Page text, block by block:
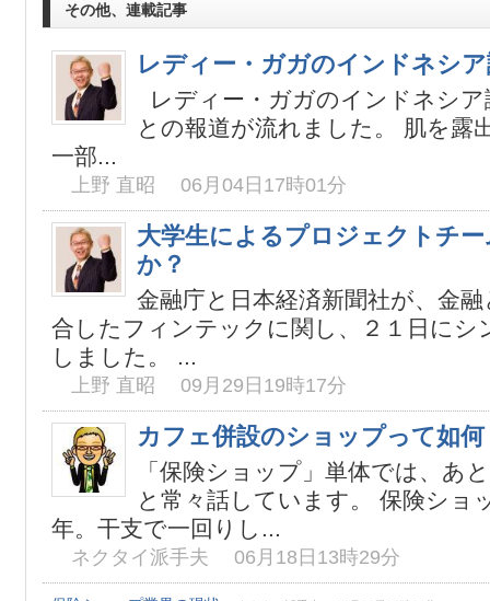
その他、連載記事
レディー・ガガのインドネシ
レディー・ガガのインドネシ
との報道が流れました。 肌を露
一部...
上野 直昭 06月04日17時01分
大学生によるプロジェクトチ
か？
金融庁と日本経済新聞社が、金
合したフィンテックに関し、２１日にシ
しました。 ...
上野 直昭 09月29日19時17分
カフェ併設のショップって如何
「保険ショップ」単体では、あ
と常々話しています。 保険ショ
年。干支で一回りし...
ネクタイ派手夫 06月18日13時29分